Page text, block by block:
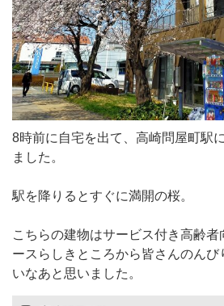
8時前に自宅を出て、高崎問屋町駅
ました。
駅を降りるとすぐに満開の桜。
こちらの建物はサービス付き高齢
ースらしきところから皆さんのん
いなあと思いました。